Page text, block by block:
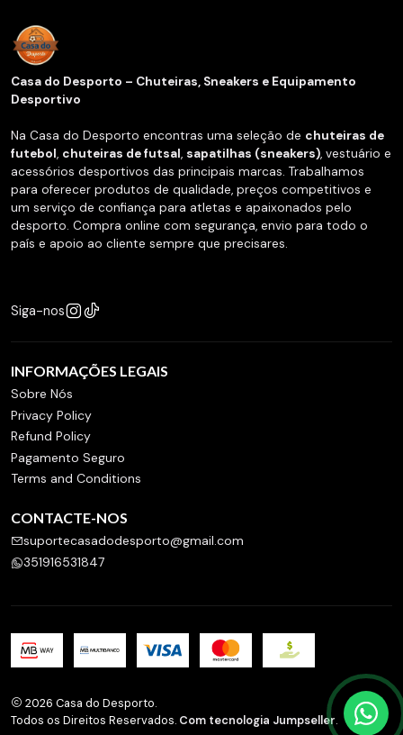
Casa do Desporto – Chuteiras, Sneakers e Equipamento
Desportivo
Na Casa do Desporto encontras uma seleção de chuteiras de
futebol, chuteiras de futsal, sapatilhas (sneakers), vestuário e
acessórios desportivos das principais marcas. Trabalhamos
para oferecer produtos de qualidade, preços competitivos e
um serviço de confiança para atletas e apaixonados pelo
desporto. Compra online com segurança, envio para todo o
país e apoio ao cliente sempre que precisares.
Siga-nos
INFORMAÇÕES LEGAIS
Sobre Nós
Privacy Policy
Refund Policy
Pagamento Seguro
Terms and Conditions
CONTACTE-NOS
suportecasadodesporto@gmail.com
351916531847
2026 Casa do Desporto.
Todos os Direitos Reservados. Com tecnologia Jumpseller.